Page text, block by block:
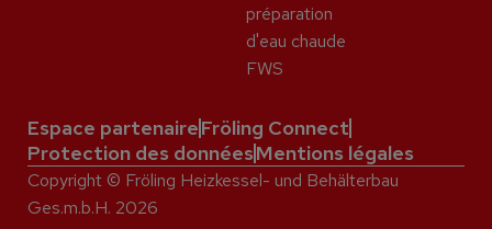
préparation
d'eau chaude
FWS
Espace partenaireFröling Connect
Protection des donnéesMentions légales
Copyright © Fröling Heizkessel- und Behälterbau
Ges.m.b.H. 2026